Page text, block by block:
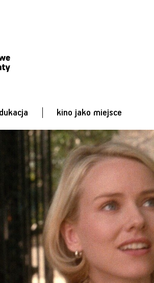
kino jako miejsce